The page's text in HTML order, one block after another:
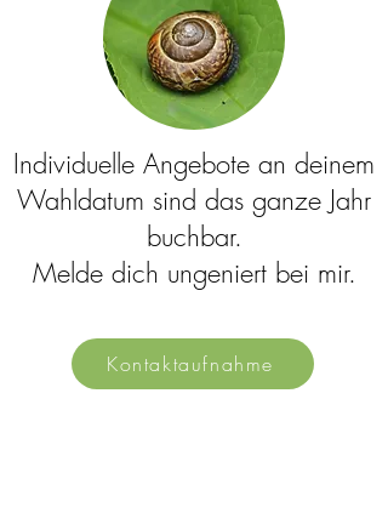
Individuelle Angebote an deinem
Wahldatum sind das ganze Jahr
buchbar.
Melde dich ungeniert bei mir.
Kontaktaufnahme